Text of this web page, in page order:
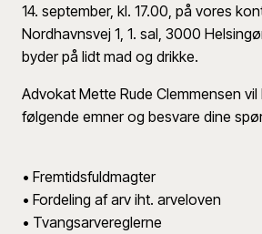
14. september, kl. 17.00, på vores
Nordhavnsvej 1, 1. sal, 3000
byder på lidt mad og drikke.
Advokat Mette Rude Clemmensen
følgende emner og besvare dine
• Fremtidsfuldmagter
• Fordeling af arv iht. arveloven
• Tvangsarvereglerne